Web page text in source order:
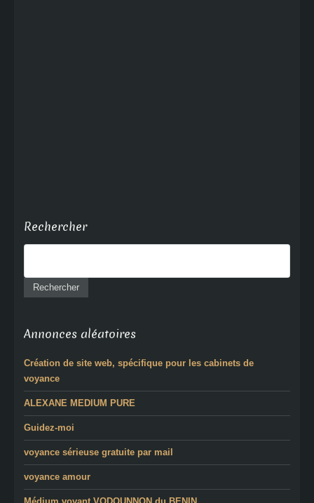
Rechercher
Annonces aléatoires
Création de site web, spécifique pour les cabinets de
voyance
ALEXANE MEDIUM PURE
Guidez-moi
voyance sérieuse gratuite par mail
voyance amour
Médium voyant VODOUNNON du BENIN